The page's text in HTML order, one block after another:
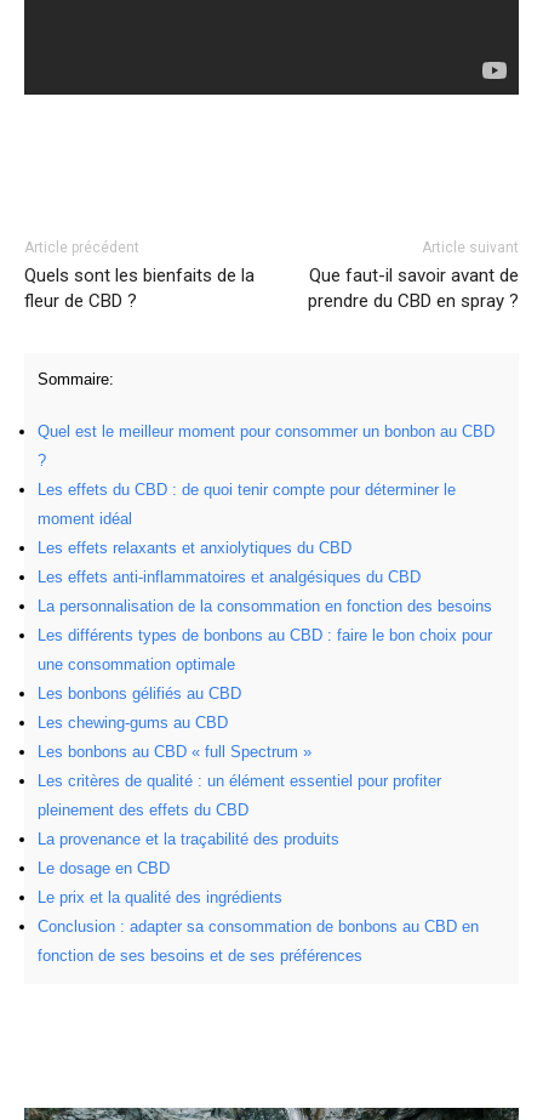
Article précédent
Quels sont les bienfaits de la
fleur de CBD ?
Article suivant
Que faut-il savoir avant de
prendre du CBD en spray ?
Sommaire:
Quel est le meilleur moment pour consommer un bonbon au CBD
?
Les effets du CBD : de quoi tenir compte pour déterminer le
moment idéal
Les effets relaxants et anxiolytiques du CBD
Les effets anti-inflammatoires et analgésiques du CBD
La personnalisation de la consommation en fonction des besoins
Les différents types de bonbons au CBD : faire le bon choix pour
une consommation optimale
Les bonbons gélifiés au CBD
Les chewing-gums au CBD
Les bonbons au CBD « full Spectrum »
Les critères de qualité : un élément essentiel pour profiter
pleinement des effets du CBD
La provenance et la traçabilité des produits
Le dosage en CBD
Le prix et la qualité des ingrédients
Conclusion : adapter sa consommation de bonbons au CBD en
fonction de ses besoins et de ses préférences